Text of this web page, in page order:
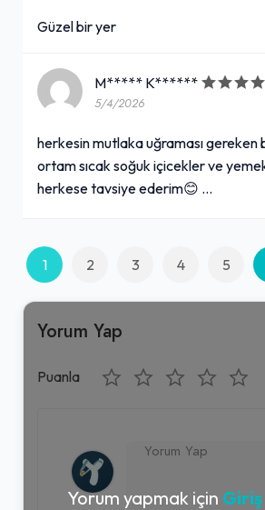
Güzel bir yer
M***** K******
5/4/2026
herkesin mutlaka uğraması gereken
ortam sıcak soğuk içicekler ve
herkese tavsiye ederim😊 …
1 2 3 4 5
Yorum Yap
Puanla
Yorum yapmak için Giriş